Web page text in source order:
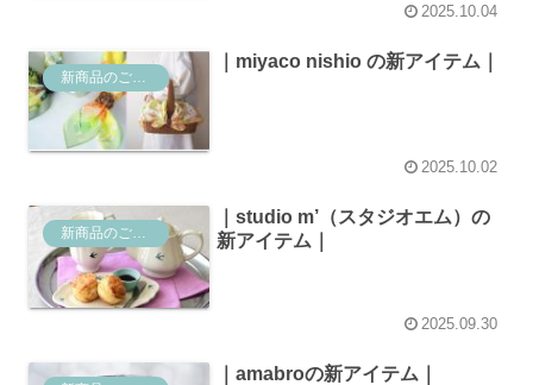
2025.10.04
｜miyaco nishio の新アイテム｜
2025.10.02
新商品のご案内
｜studio m’（スタジオエム）の
新アイテム｜
2025.09.30
｜amabroの新アイテム｜